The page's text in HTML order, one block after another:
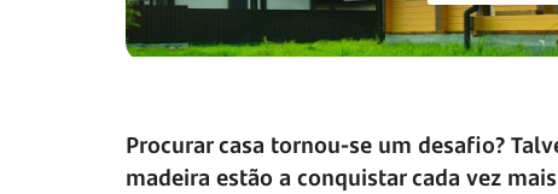
Procurar casa tornou-se um desafio?
madeira estão a conquistar cada vez